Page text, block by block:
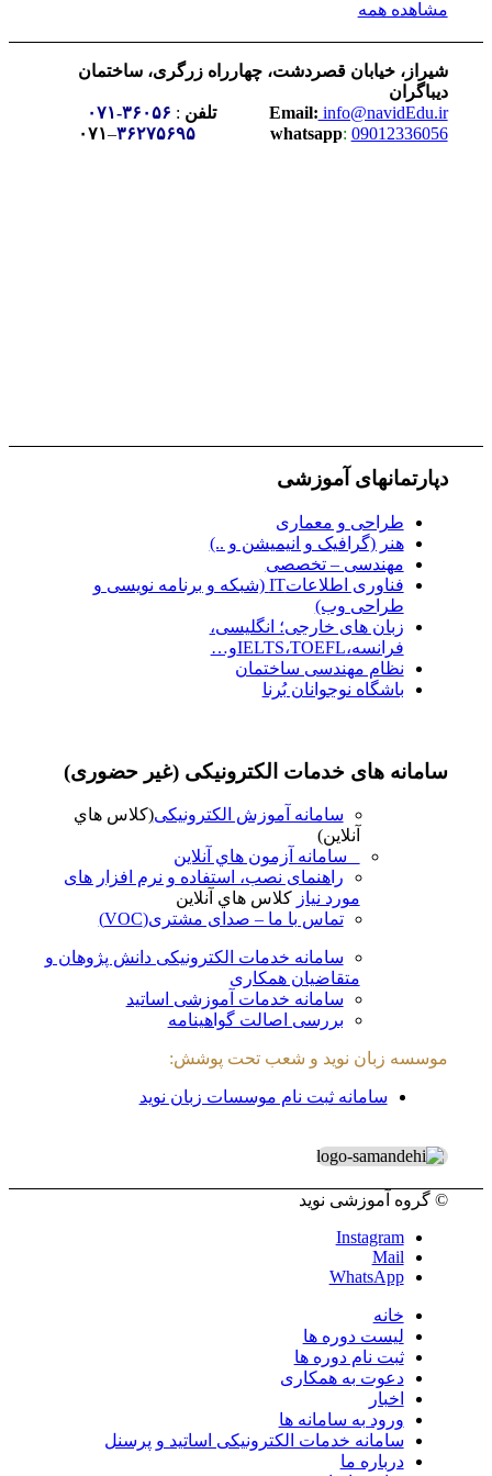
مشاهده همه
شیراز، خیابان قصردشت، چهارراه زرگری، ساختمان
دیباگران
Email: info@navidEdu.ir تلفن : ۳۶۰۵۶-۰۷۱
whatsapp: 09012336056 ۳۶۲۷۵۶۹۵–۰۷۱
دپارتمانهای آموزشی
طراحی و معماری
هنر (گرافیک و انیمیشن و ..)
مهندسی – تخصصی
فناوری اطلاعاتIT (شبکه و برنامه نویسی و
طراحی وب)
زبان های خارجی؛ انگلیسی،
فرانسه،IELTS،TOEFLو…
نظام مهندسی ساختمان
باشگاه نوجوانان بُرنا
سامانه های خدمات الکترونیکی (غیر حضوری)
سامانه آموزش الکترونیکی(کلاس هاي
آنلاين)
سامانه آزمون هاي آنلاين
راهنمای نصب، استفاده و نرم افزار های
مورد نیاز کلاس هاي آنلاين
تماس با ما – صدای مشتری(VOC)
سامانه خدمات الکترونیکی دانش پژوهان و
متقاضیان همکاری
سامانه خدمات آموزشی اساتید
بررسی اصالت گواهینامه
موسسه زبان نوید و شعب تحت پوشش:
سامانه ثبت نام موسسات زبان نوید
© گروه آموزشی نوید
Instagram
Mail
WhatsApp
خانه
لیست دوره ها
ثبت نام دوره ها
دعوت به همکاری
اخبار
ورود به سامانه ها
سامانه خدمات الکترونیکی اساتید و پرسنل
درباره ما